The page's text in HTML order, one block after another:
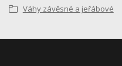
Váhy závěsné a jeřábové